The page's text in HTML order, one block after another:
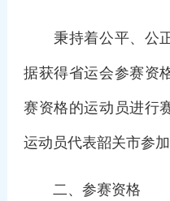
秉持着公平、公正
据获得省运会参赛资
赛资格的运动员进行
运动员代表韶关市参加
二、参赛资格